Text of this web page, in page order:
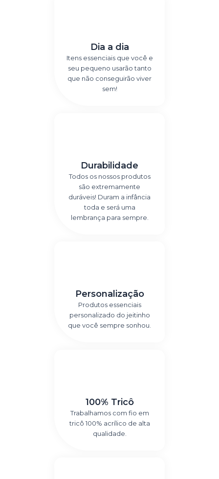
Dia a dia
Itens essenciais que você e
seu pequeno usarão tanto
que não conseguirão viver
sem!
Durabilidade
Todos os nossos produtos
são extremamente
duráveis! Duram a infância
toda e será uma
lembrança para sempre.
Personalização
Produtos essenciais
personalizado do jeitinho
que você sempre sonhou.
100% Tricô
Trabalhamos com fio em
tricô 100% acrílico de alta
qualidade.